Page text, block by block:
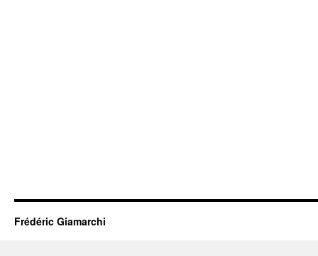
Frédéric Giamarchi